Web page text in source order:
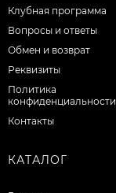
Клубная программа
Вопросы и ответы
Обмен и возврат
Реквизиты
Политика
конфиденциальности
Контакты
КАТАЛОГ